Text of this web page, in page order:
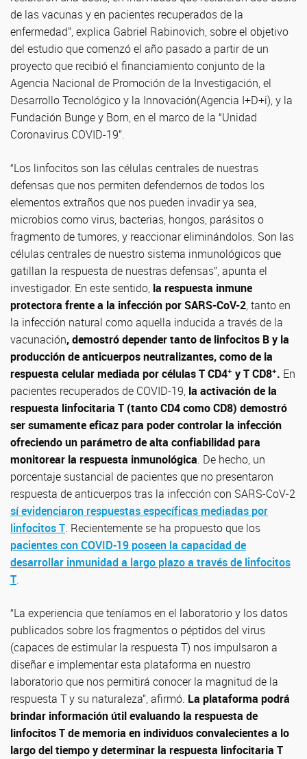
de las vacunas y en pacientes recuperados de la
enfermedad”, explica Gabriel Rabinovich, sobre el objetivo
del estudio que comenzó el año pasado a partir de un
proyecto que recibió el financiamiento conjunto de la
Agencia Nacional de Promoción de la Investigación, el
Desarrollo Tecnológico y la Innovación(Agencia I+D+i), y la
Fundación Bunge y Born, en el marco de la “Unidad
Coronavirus COVID-19”.
“Los linfocitos son las células centrales de nuestras
defensas que nos permiten defendernos de todos los
elementos extraños que nos pueden invadir ya sea,
microbios como virus, bacterias, hongos, parásitos o
fragmento de tumores, y reaccionar eliminándolos. Son las
células centrales de nuestro sistema inmunológicos que
gatillan la respuesta de nuestras defensas”, apunta el
investigador. En este sentido, la respuesta inmune
protectora frente a la infección por SARS-CoV-2, tanto en
la infección natural como aquella inducida a través de la
vacunación, demostró depender tanto de linfocitos B y la
producción de anticuerpos neutralizantes, como de la
respuesta celular mediada por células T CD4+ y T CD8+. En
pacientes recuperados de COVID-19, la activación de la
respuesta linfocitaria T (tanto CD4 como CD8) demostró
ser sumamente eficaz para poder controlar la infección
ofreciendo un parámetro de alta confiabilidad para
monitorear la respuesta inmunológica. De hecho, un
porcentaje sustancial de pacientes que no presentaron
respuesta de anticuerpos tras la infección con SARS-CoV-2
sí evidenciaron respuestas específicas mediadas por
linfocitos T. Recientemente se ha propuesto que los
pacientes con COVID-19 poseen la capacidad de
desarrollar inmunidad a largo plazo a través de linfocitos
T.
“La experiencia que teníamos en el laboratorio y los datos
publicados sobre los fragmentos o péptidos del virus
(capaces de estimular la respuesta T) nos impulsaron a
diseñar e implementar esta plataforma en nuestro
laboratorio que nos permitirá conocer la magnitud de la
respuesta T y su naturaleza”, afirmó. La plataforma podrá
brindar información útil evaluando la respuesta de
linfocitos T de memoria en individuos convalecientes a lo
largo del tiempo y determinar la respuesta linfocitaria T